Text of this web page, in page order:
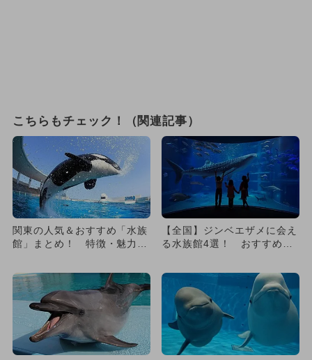
こちらもチェック！（関連記事）
関東の人気＆おすすめ「水族
館」まとめ！ 特徴・魅力も
【全国】ジンベエザメに会え
る水族館4選！ おすすめ展